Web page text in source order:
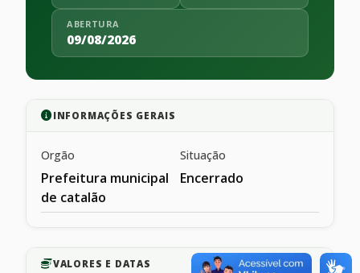
ABERTURA
09/08/2026
INFORMAÇÕES GERAIS
Orgão
Prefeitura municipal
de catalão
Situação
Encerrado
VALORES E DATAS